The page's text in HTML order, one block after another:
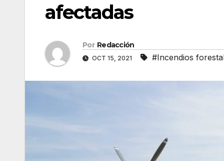
afectadas
Por Redacción
OCT 15, 2021 #Incendios